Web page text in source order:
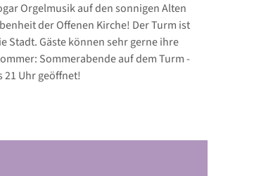
Orgelmusik auf den sonnigen Alten
der Offenen Kirche! Der Turm ist
Stadt. Gäste können sehr gerne ihre
Sommerabende auf dem Turm -
21 Uhr geöffnet!